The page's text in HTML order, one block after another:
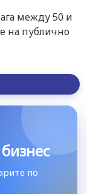
между 50 и
на публично
по